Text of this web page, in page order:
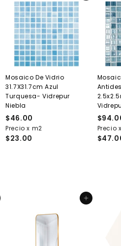
Mosaico De Vidrio
31.7X31.7cm Azul
Turquesa- Vidrepur
Niebla
$46.00
4
Precio x m2
$23.00
Precio
Agregar al carrito